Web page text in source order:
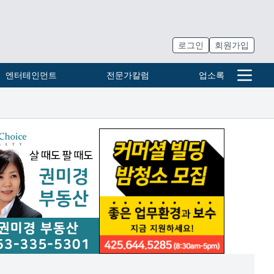
로그인 회원가입
엔터테인먼트 전문가칼럼 업소록